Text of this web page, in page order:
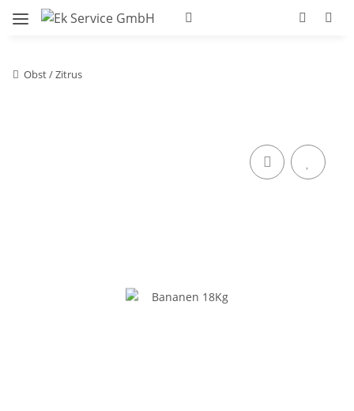
Obst / Zitrus